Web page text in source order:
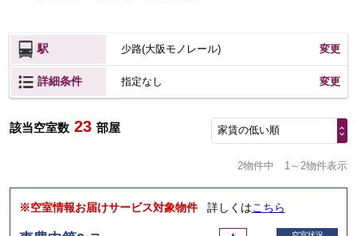
駅 少路(大阪モノレール) 変更
詳細条件 指定なし 変更
該当空室数 23 部屋 家賃の低い順
2物件中 1～2物件表示
※空室情報お届けサービス対象物件 詳しくはこちら